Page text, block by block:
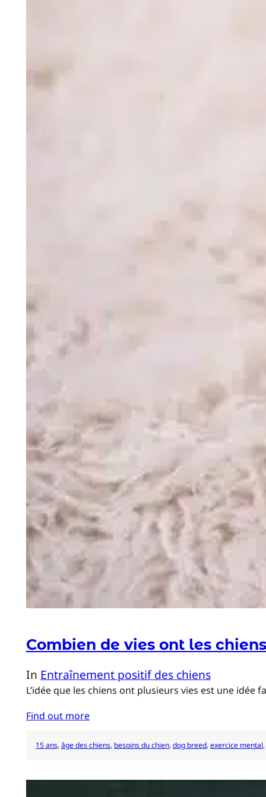
Combien de vies ont les
In Entraînement positif des chiens
L’idée que les chiens ont plusieurs vies est une
Find out more
15 ans, âge des chiens, besoins du chien, dog breed, exercice mental,